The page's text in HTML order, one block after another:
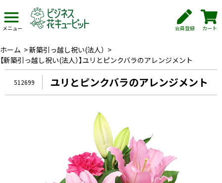
メニュー 会員登録 カート
ホーム >新築引っ越し祝い(法人） >
【新築引っ越し祝い(法人）】ユリとピンクバラのアレンジメント
512699 ユリとピンクバラのアレンジメント